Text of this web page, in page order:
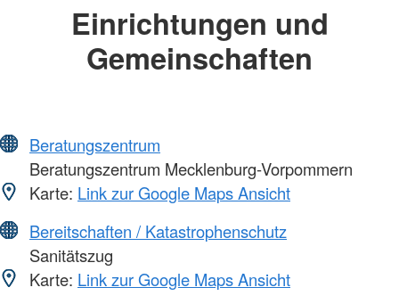
Einrichtungen und
Gemeinschaften
Beratungszentrum
Beratungszentrum Mecklenburg-Vorpommern
Karte: Link zur Google Maps Ansicht
Bereitschaften / Katastrophenschutz
Sanitätszug
Karte: Link zur Google Maps Ansicht